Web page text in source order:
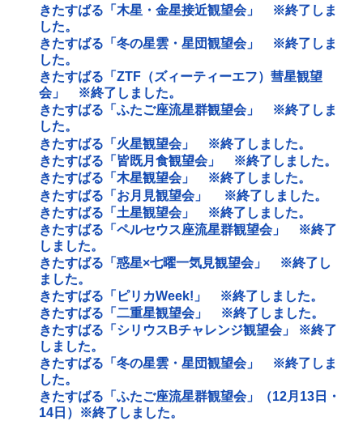
きたすばる「木星・金星接近観望会」 ※終了しま
した。
きたすばる「冬の星雲・星団観望会」 ※終了しま
した。
きたすばる「ZTF（ズィーティーエフ）彗星観望
会」 ※終了しました。
きたすばる「ふたご座流星群観望会」 ※終了しま
した。
きたすばる「火星観望会」 ※終了しました。
きたすばる「皆既月食観望会」 ※終了しました。
きたすばる「木星観望会」 ※終了しました。
きたすばる「お月見観望会」 ※終了しました。
きたすばる「土星観望会」 ※終了しました。
きたすばる「ペルセウス座流星群観望会」 ※終了
しました。
きたすばる「惑星×七曜一気見観望会」 ※終了し
ました。
きたすばる「ピリカWeek!」 ※終了しました。
きたすばる「二重星観望会」 ※終了しました。
きたすばる「シリウスBチャレンジ観望会」 ※終了
しました。
きたすばる「冬の星雲・星団観望会」 ※終了しま
した。
きたすばる「ふたご座流星群観望会」（12月13日・
14日）※終了しました。